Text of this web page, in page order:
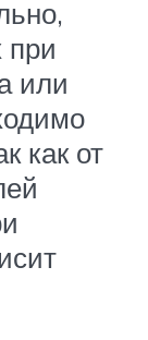
при
или
как от